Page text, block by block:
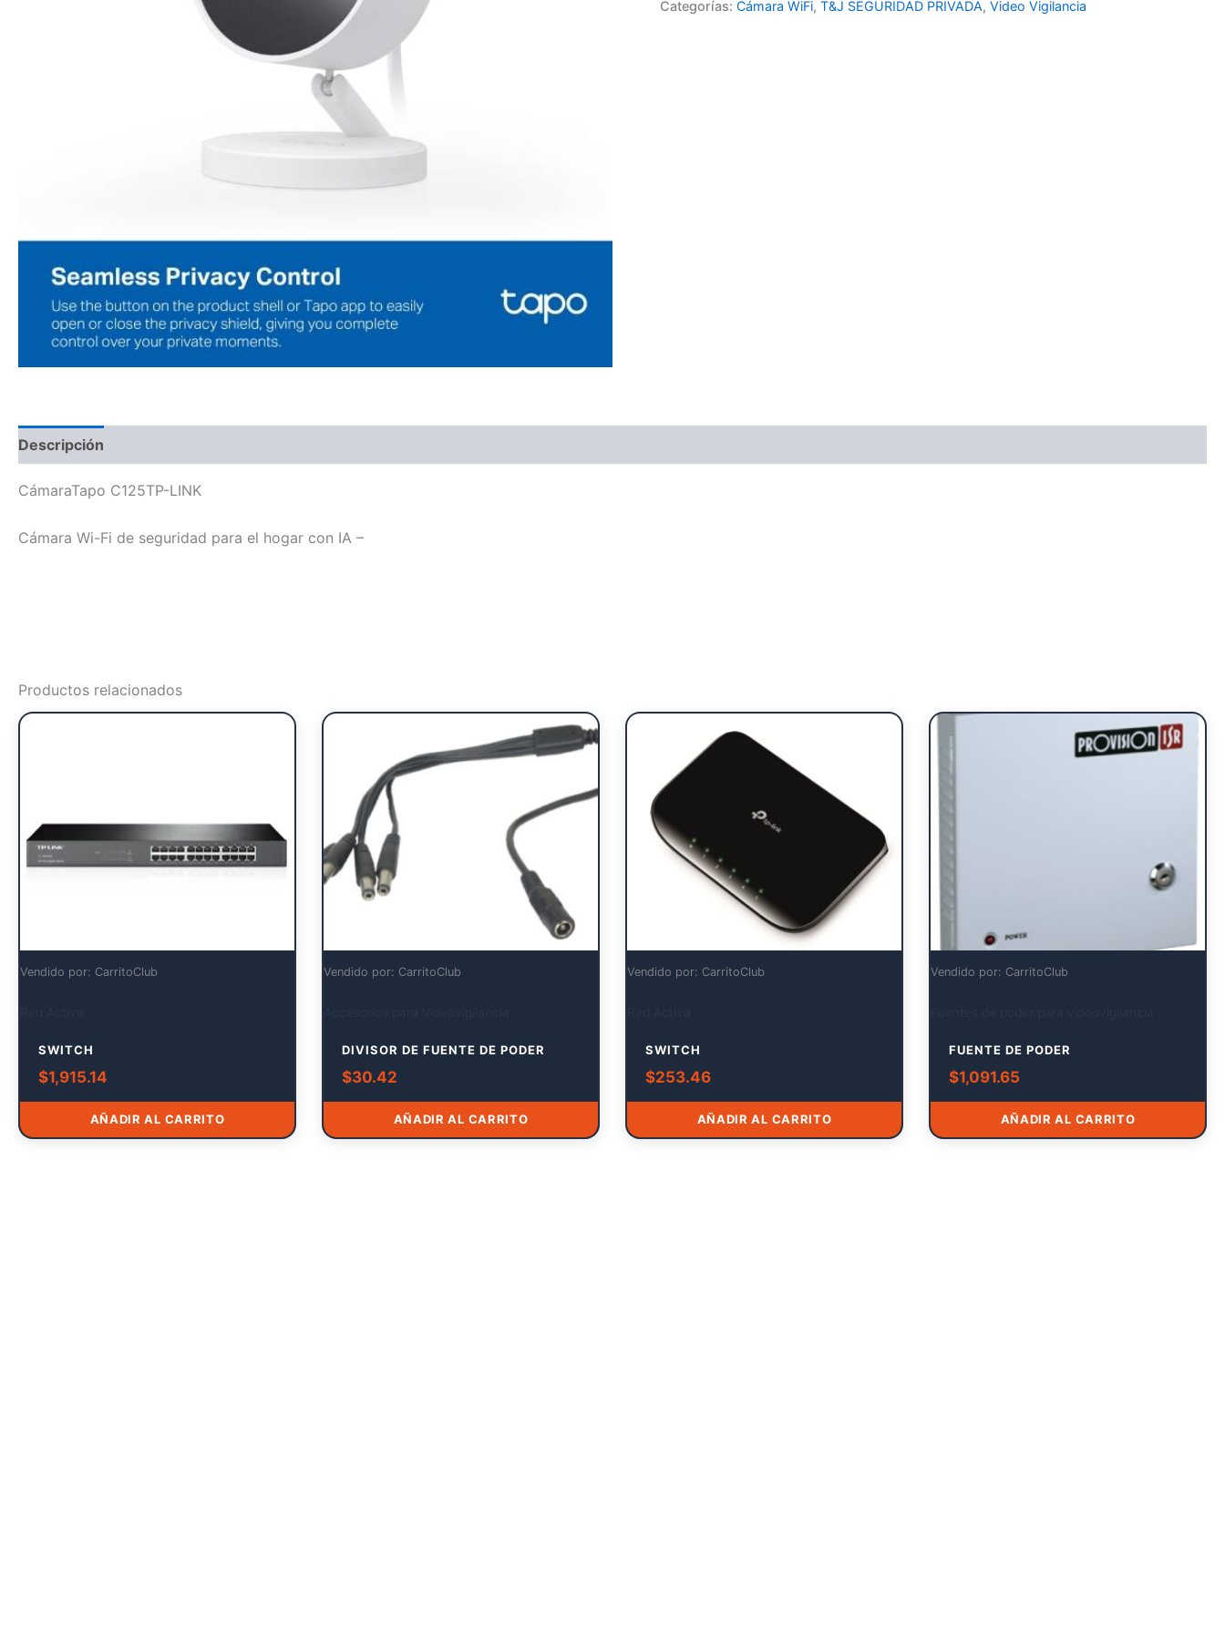
Categorías:Cámara WiFi,T&J SEGURIDAD PRIVADA,Video Vigilancia
Descripción
CámaraTapo C125TP-LINK
Cámara Wi-Fi de seguridad para el hogar con IA –
Productos relacionados
Vendido por: CarritoClub
SWITCH
$1,915.14
AÑADIR AL CARRITO
Vendido por: CarritoClub
DIVISOR DE FUENTE DE PODER
$30.42
AÑADIR AL CARRITO
Vendido por: CarritoClub
SWITCH
$253.46
AÑADIR AL CARRITO
Vendido por: CarritoClub
FUENTE DE PODER
$1,091.65
AÑADIR AL CARRITO